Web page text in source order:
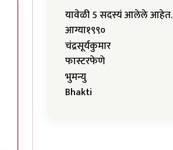
यावेळी 5 सदस्यं आलेले आहेत.
आग्या१९९०
चंद्रसूर्यकुमार
फास्टरफेणे
भुमन्यु
Bhakti